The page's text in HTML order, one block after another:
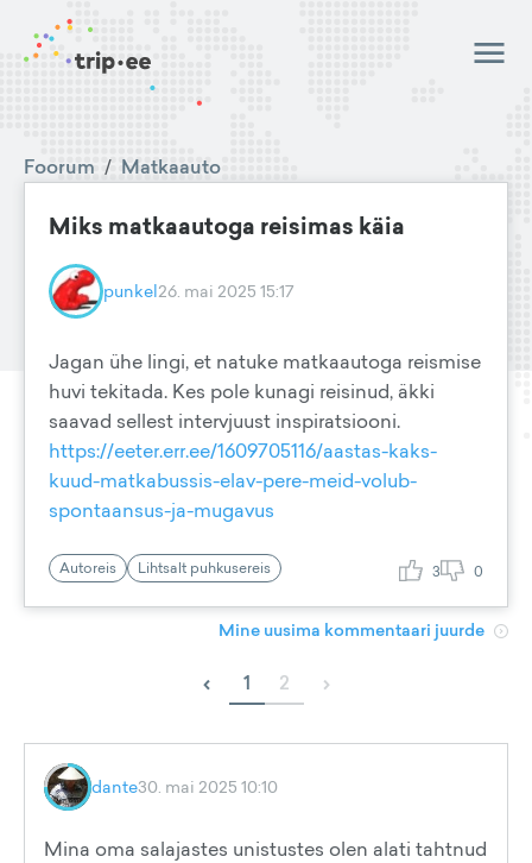
Foorum / Matkaauto
Miks matkaautoga reisimas käia
punkel26. mai 2025 15:17
Jagan ühe lingi, et natuke matkaautoga reismise
huvi tekitada. Kes pole kunagi reisinud, äkki
saavad sellest intervjuust inspiratsiooni.
https://eeter.err.ee/1609705116/aastas-kaks-
kuud-matkabussis-elav-pere-meid-volub-
spontaansus-ja-mugavus
Autoreis Lihtsalt puhkusereis 3 0
Mine uusima kommentaari juurde
‹ 1 2 ›
dante30. mai 2025 10:10
Mina oma salajastes unistustes olen alati tahtnud